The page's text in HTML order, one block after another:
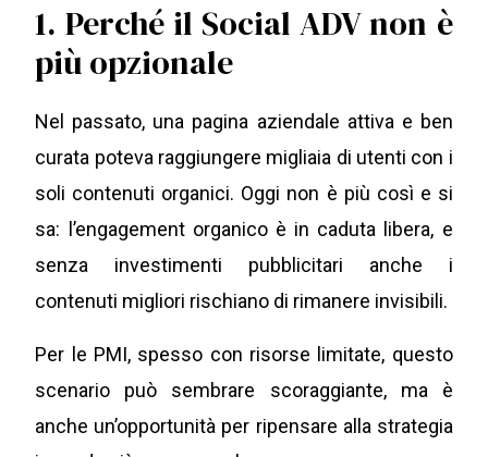
1. Perché il Social ADV non è
più opzionale
Nel passato, una pagina aziendale attiva e ben
curata poteva raggiungere migliaia di utenti con i
soli contenuti organici. Oggi non è più così e si
sa: l’engagement organico è in caduta libera, e
senza investimenti pubblicitari anche i
contenuti migliori rischiano di rimanere invisibili.
Per le PMI, spesso con risorse limitate, questo
scenario può sembrare scoraggiante, ma è
anche un’opportunità per ripensare alla strategia